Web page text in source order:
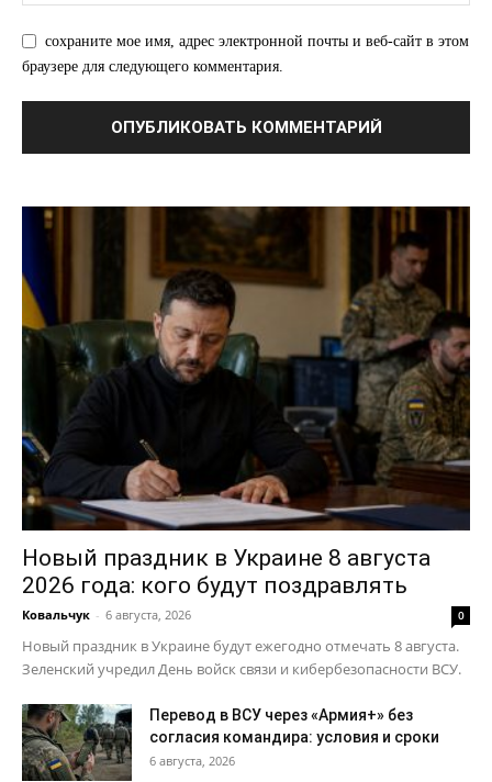
сохраните мое имя, адрес электронной почты и веб-сайт в этом
браузере для следующего комментария.
Новый праздник в Украине 8 августа
2026 года: кого будут поздравлять
Ковальчук - 6 августа, 2026 0
Новый праздник в Украине будут ежегодно отмечать 8 августа.
Зеленский учредил День войск связи и кибербезопасности ВСУ.
Перевод в ВСУ через «Армия+» без
согласия командира: условия и сроки
6 августа, 2026